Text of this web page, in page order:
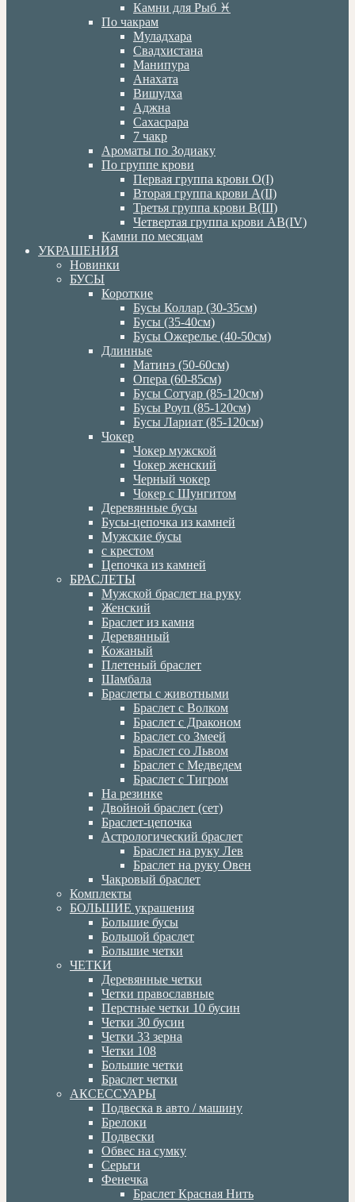
Камни для Рыб ♓️
По чакрам
Муладхара
Свадхистана
Манипура
Анахата
Вишудха
Аджна
Сахасрара
7 чакр
Ароматы по Зодиаку
По группе крови
Первая группа крови О(I)
Вторая группа крови А(II)
Третья группа крови В(III)
Четвертая группа крови АВ(IV)
Камни по месяцам
УКРАШЕНИЯ
Новинки
БУСЫ
Короткие
Бусы Коллар (30-35см)
Бусы (35-40см)
Бусы Ожерелье (40-50см)
Длинные
Матинэ (50-60см)
Опера (60-85см)
Бусы Сотуар (85-120см)
Бусы Роуп (85-120см)
Бусы Лариат (85-120см)
Чокер
Чокер мужской
Чокер женский
Черный чокер
Чокер с Шунгитом
Деревянные бусы
Бусы-цепочка из камней
Мужские бусы
с крестом
Цепочка из камней
БРАСЛЕТЫ
Мужской браслет на руку
Женский
Браслет из камня
Деревянный
Кожаный
Плетеный браслет
Шамбала
Браслеты с животными
Браслет с Волком
Браслет с Драконом
Браслет со Змеей
Браслет со Львом
Браслет с Медведем
Браслет с Тигром
На резинке
Двойной браслет (сет)
Браслет-цепочка
Астрологический браслет
Браслет на руку Лев
Браслет на руку Овен
Чакровый браслет
Комплекты
БОЛЬШИЕ украшения
Большие бусы
Большой браслет
Большие четки
ЧЕТКИ
Деревянные четки
Четки православные
Перстные четки 10 бусин
Четки 30 бусин
Четки 33 зерна
Четки 108
Большие четки
Браслет четки
АКСЕССУАРЫ
Подвеска в авто / машину
Брелоки
Подвески
Обвес на сумку
Серьги
Фенечка
Браслет Красная Нить